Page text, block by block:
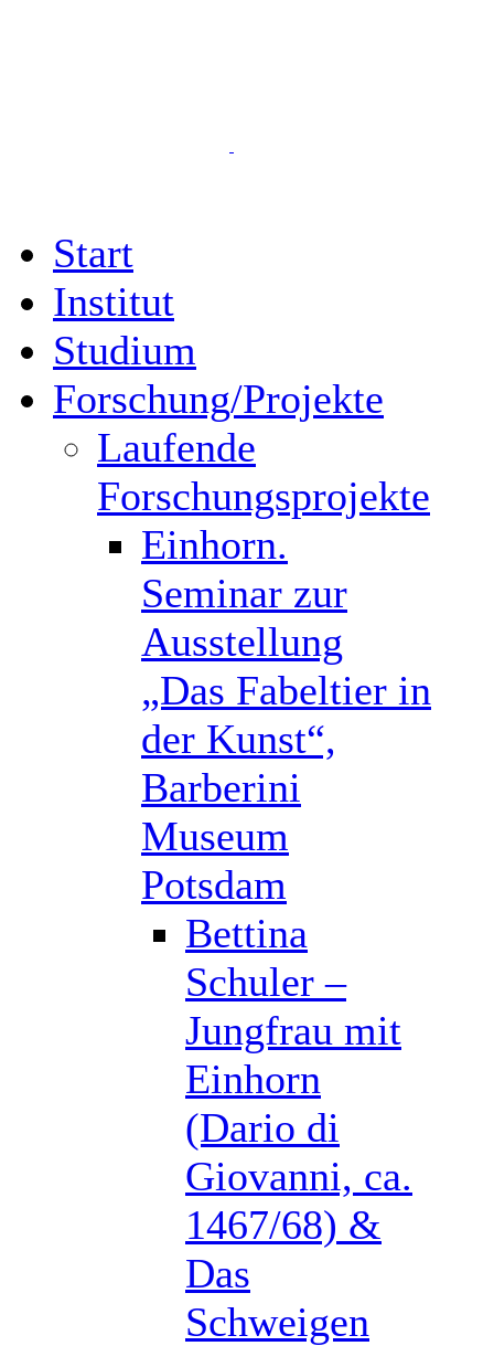
Start
Institut
Studium
Forschung/Projekte
Laufende
Forschungsprojekte
Einhorn.
Seminar zur
Ausstellung
„Das Fabeltier in
der Kunst“,
Barberini
Museum
Potsdam
Bettina
Schuler –
Jungfrau mit
Einhorn
(Dario di
Giovanni, ca.
1467/68) &
Das
Schweigen